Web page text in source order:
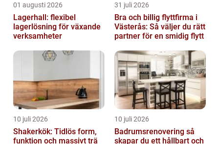
01 augusti 2026
Lagerhall: flexibel
lagerlösning för växande
verksamheter
31 juli 2026
Bra och billig flyttfirma i
Västerås: Så väljer du rätt
partner för en smidig flytt
10 juli 2026
Shakerkök: Tidlös form,
funktion och massivt trä
10 juli 2026
Badrumsrenovering så
skapar du ett hållbart och